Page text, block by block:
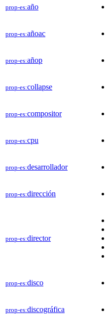
prop-es:año
prop-es:añoac
prop-es:añop
prop-es:collapse
prop-es:compositor
prop-es:cpu
prop-es:desarrollador
prop-es:dirección
prop-es:director
prop-es:disco
prop-es:discográfica